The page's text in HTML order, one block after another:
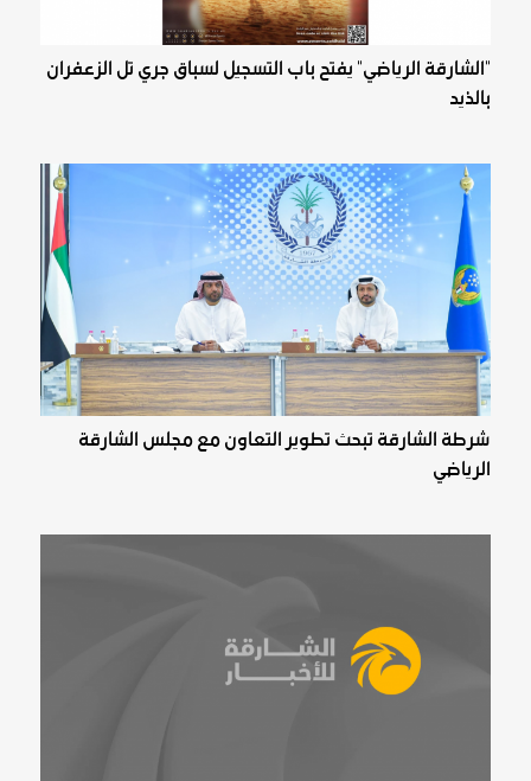
"الشارقة الرياضي" يفتح باب التسجيل لسباق جري تل الزعفران
بالذيد
شرطة الشارقة تبحث تطوير التعاون مع مجلس الشارقة
الرياضي